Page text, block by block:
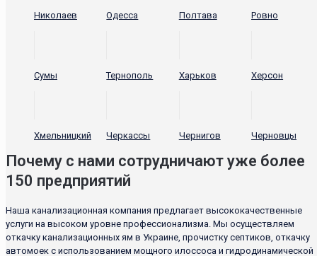
Николаев Одесса Полтава Ровно
Сумы Тернополь Харьков Херсон
Хмельницкий Черкассы Чернигов Черновцы
Почему с нами сотрудничают уже более
150 предприятий
Наша канализационная компания предлагает высококачественные
услуги на высоком уровне профессионализма. Мы осуществляем
откачку канализационных ям в Украине, прочистку септиков, откачку
автомоек с использованием мощного илоссоса и гидродинамической